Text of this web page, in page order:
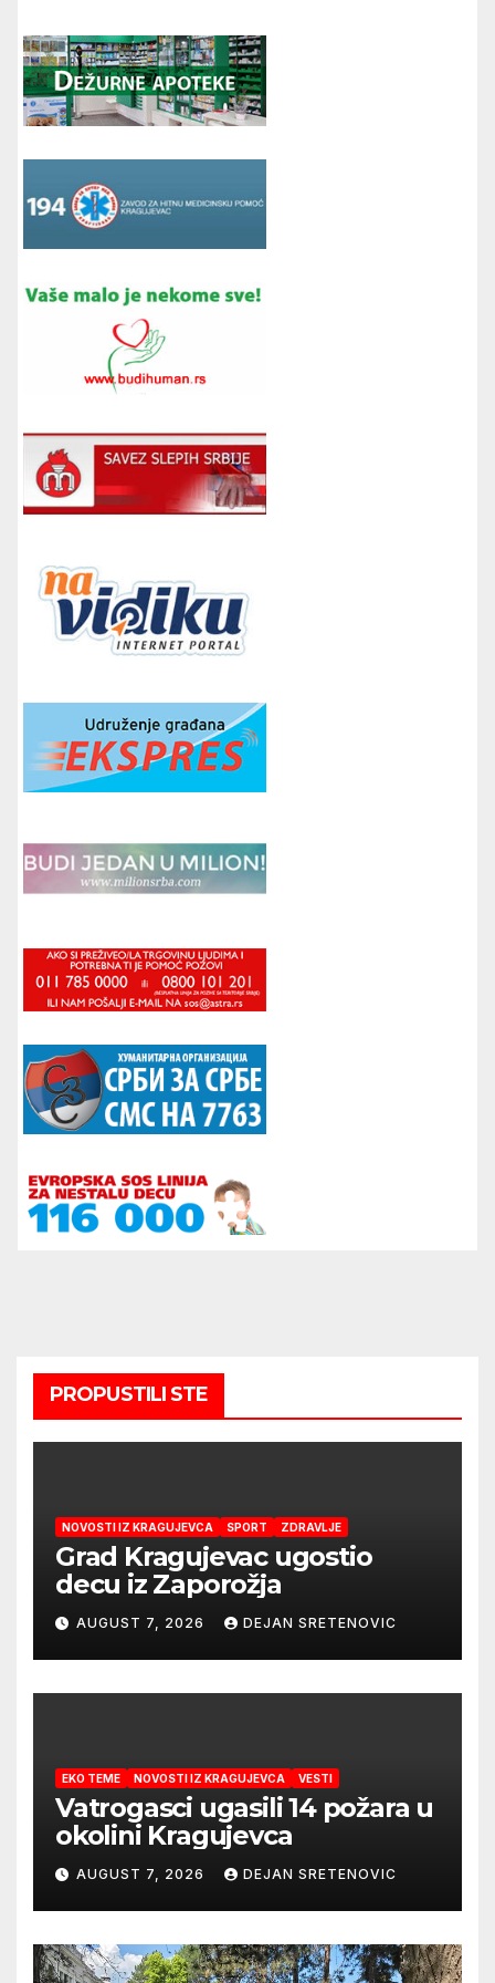
PROPUSTILI STE
NOVOSTI IZ KRAGUJEVCA SPORT ZDRAVLJE
Grad Kragujevac ugostio
decu iz Zaporožja
AUGUST 7, 2026 DEJAN SRETENOVIC
EKO TEME NOVOSTI IZ KRAGUJEVCA VESTI
Vatrogasci ugasili 14 požara u
okolini Kragujevca
AUGUST 7, 2026 DEJAN SRETENOVIC